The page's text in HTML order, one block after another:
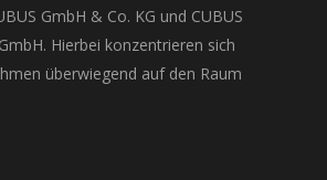
GmbH & Co. KG und CUBUS
Hierbei konzentrieren sich
überwiegend auf den Raum